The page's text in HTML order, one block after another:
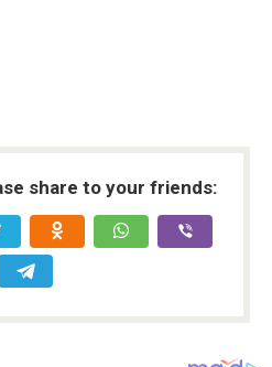
share to your friends: